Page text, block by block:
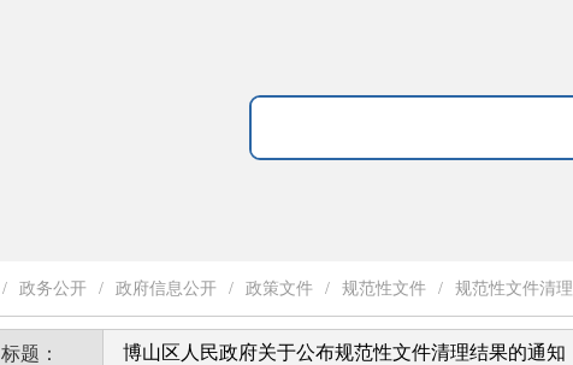
/ 政务公开 / 政府信息公开 / 政策文件 / 规范性文件 / 规范性文件清理
标题： 博山区人民政府关于公布规范性文件清理结果的通知